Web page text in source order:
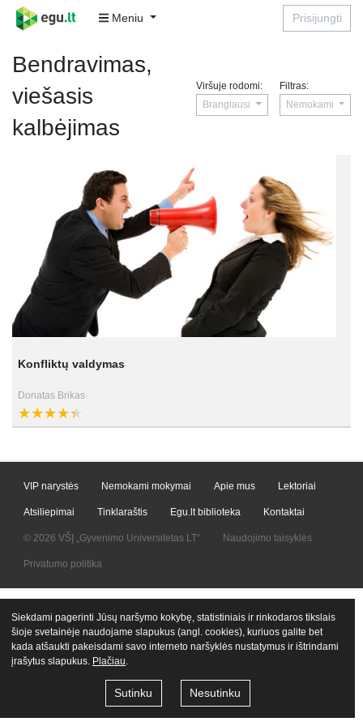
Meniu Prisijungti
Bendravimas,
viešasis
kalbėjimas
Viršuje rodomi:
Brangiausi
Filtras:
Nemokami
Konfliktų valdymas
Donatas Brikas
VIP narystės Nemokami mokymai Apie mus Lektoriai
Atsiliepimai Tinklaraštis Egu.lt biblioteka Kontaktai
© 2026 VŠĮ „Gyvenimo Universitetas LT“ Naudojimo taisyklės
Privatumo politika
Siekdami pagerinti Jūsų naršymo kokybę, statistiniais ir rinkodaros tikslais
šioje svetainėje naudojame slapukus (angl. cookies), kuriuos galite bet
kada atšaukti pakeisdami savo interneto naršyklės nustatymus ir ištrindami
įrašytus slapukus. Plačiau
Sutinku Nesutinku